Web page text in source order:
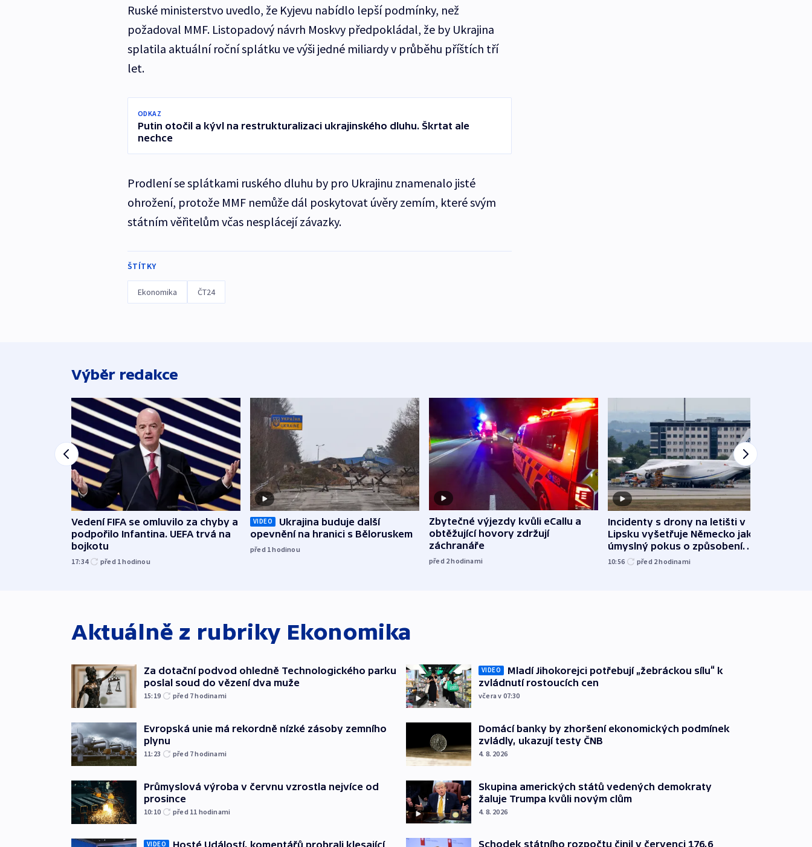
Ruské ministerstvo uvedlo, že Kyjevu nabídlo lepší podmínky, než
požadoval MMF. Listopadový návrh Moskvy předpokládal, že by Ukrajina
splatila aktuální roční splátku ve výši jedné miliardy v průběhu příštích tří
let.
ODKAZ
Putin otočil a kývl na restrukturalizaci ukrajinského dluhu. Škrtat ale
nechce
Prodlení se splátkami ruského dluhu by pro Ukrajinu znamenalo jisté
ohrožení, protože MMF nemůže dál poskytovat úvěry zemím, které svým
státním věřitelům včas nesplácejí závazky.
ŠTÍTKY
Ekonomika ČT24
Výběr redakce
Vedení FIFA se omluvilo za chyby a
podpořilo Infantina. UEFA trvá na
bojkotu
17:34 před 1hodinou
VIDEO
Ukrajina buduje další
opevnění na hranici s Běloruskem
před 1hodinou
Zbytečné výjezdy kvůli eCallu a
obtěžující hovory zdržují
záchranáře
před 2hodinami
Incidenty s drony na letišti v
Lipsku vyšetřuje Německo jako
úmyslný pokus o způsobení
exploze
10:56 před 2hodinami
Aktuálně z rubriky Ekonomika
Za dotační podvod ohledně Technologického parku
poslal soud do vězení dva muže
15:19 před 7hodinami
Evropská unie má rekordně nízké zásoby zemního
plynu
11:23 před 7hodinami
Průmyslová výroba v červnu vzrostla nejvíce od
prosince
10:10 před 11 hodinami
VIDEO
Hosté Událostí, komentářů probrali klesající
VIDEO
Mladí Jihokorejci potřebují „žebráckou sílu“ k
zvládnutí rostoucích cen
včera v 07:30
Domácí banky by zhoršení ekonomických podmínek
zvládly, ukazují testy ČNB
4. 8. 2026
Skupina amerických států vedených demokraty
žaluje Trumpa kvůli novým clům
4. 8. 2026
Schodek státního rozpočtu činil v červenci 176,6